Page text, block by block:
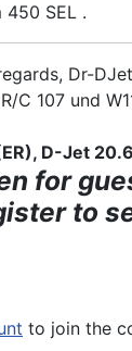
SEL .
Dr-
C 107 und
D-Jet
for
to
to join the